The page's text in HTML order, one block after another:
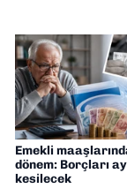
Emekli
dönem: Borçları
kesilecek